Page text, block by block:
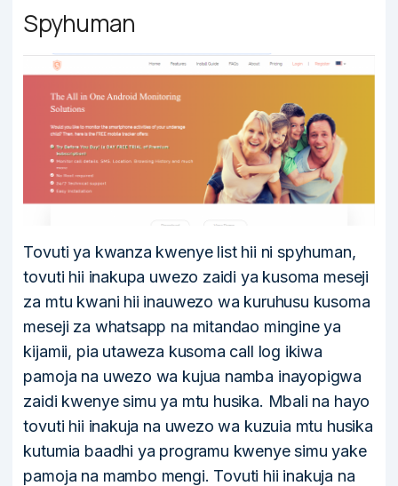
Spyhuman
Tovuti ya kwanza kwenye list hii ni spyhuman,
tovuti hii inakupa uwezo zaidi ya kusoma meseji
za mtu kwani hii inauwezo wa kuruhusu kusoma
meseji za whatsapp na mitandao mingine ya
kijamii, pia utaweza kusoma call log ikiwa
pamoja na uwezo wa kujua namba inayopigwa
zaidi kwenye simu ya mtu husika. Mbali na hayo
tovuti hii inakuja na uwezo wa kuzuia mtu husika
kutumia baadhi ya programu kwenye simu yake
pamoja na mambo mengi. Tovuti hii inakuja na